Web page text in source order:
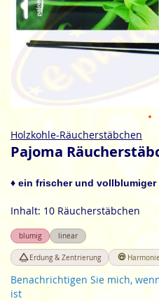
Zum
Anfang
Bildgalerie
springen
Holzkohle-Räucherstäbchen
Pajoma
♦ ein frischer und vollblumiger
Inhalt: 10 Räucherstäbchen
blumig linear
Erdung & Zentrierung
Benachrichtigen Sie mich,
ist